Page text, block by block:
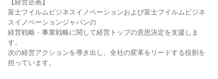
【経営企画】
富士フイルムビジネスイノベーションおよび富士フイルムビジネ
スイノベーションジャパンの
経営戦略・事業戦略に関して経営トップの意思決定を支援しま
す。
次の経営アクションを導き出し、全社の変革をリードする役割を
担っています。